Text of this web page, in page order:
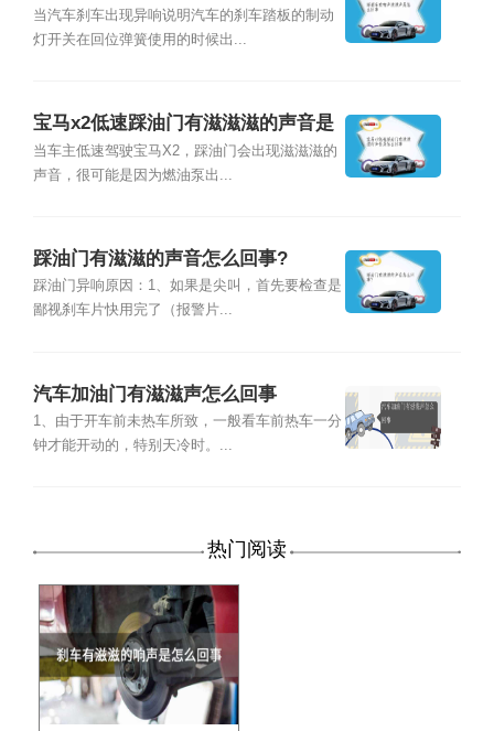
当汽车刹车出现异响说明汽车的刹车踏板的制动
灯开关在回位弹簧使用的时候出...
宝马x2低速踩油门有滋滋滋的声音是
怎么回事
当车主低速驾驶宝马X2，踩油门会出现滋滋滋的
声音，很可能是因为燃油泵出...
踩油门有滋滋的声音怎么回事?
踩油门异响原因：1、如果是尖叫，首先要检查是
鄙视刹车片快用完了（报警片...
汽车加油门有滋滋声怎么回事
1、由于开车前未热车所致，一般看车前热车一分
钟才能开动的，特别天冷时。...
热门阅读